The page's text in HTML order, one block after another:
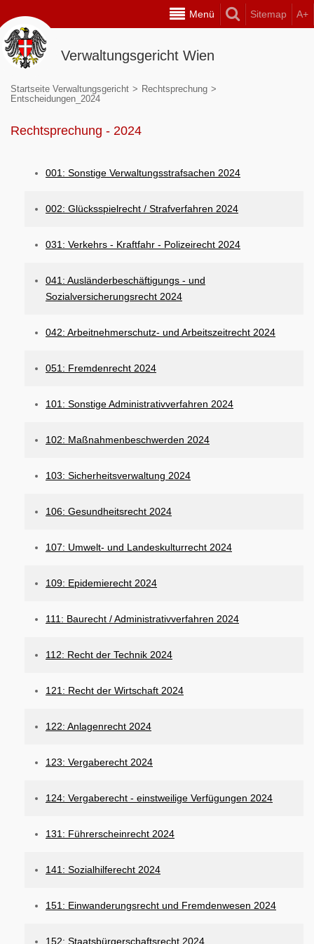
Menü Sitemap A+
Verwaltungsgericht Wien
Startseite Verwaltungsgericht > Rechtsprechung >
Entscheidungen_2024
Rechtsprechung - 2024
001: Sonstige Verwaltungsstrafsachen 2024
002: Glücksspielrecht / Strafverfahren 2024
031: Verkehrs - Kraftfahr - Polizeirecht 2024
041: Ausländerbeschäftigungs - und
Sozialversicherungsrecht 2024
042: Arbeitnehmerschutz- und Arbeitszeitrecht 2024
051: Fremdenrecht 2024
101: Sonstige Administrativverfahren 2024
102: Maßnahmenbeschwerden 2024
103: Sicherheitsverwaltung 2024
106: Gesundheitsrecht 2024
107: Umwelt- und Landeskulturrecht 2024
109: Epidemierecht 2024
111: Baurecht / Administrativverfahren 2024
112: Recht der Technik 2024
121: Recht der Wirtschaft 2024
122: Anlagenrecht 2024
123: Vergaberecht 2024
124: Vergaberecht - einstweilige Verfügungen 2024
131: Führerscheinrecht 2024
141: Sozialhilferecht 2024
151: Einwanderungsrecht und Fremdenwesen 2024
152: Staatsbürgerschaftsrecht 2024